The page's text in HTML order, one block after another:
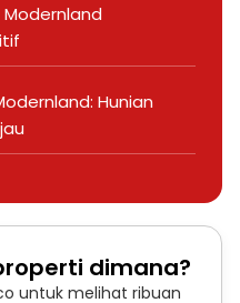
Hunian
dimana?
untuk melihat ribuan